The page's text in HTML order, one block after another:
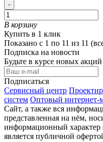
-
В корзину
Купить в 1 клик
Показано с 1 по 11 из 11
Подписка на новости
Будьте в курсе новых
Подписаться
Сервисный центр
систем Оптовый интернет-
Сайт, а также вся
представленная на нём,
информационный характер
является публичной